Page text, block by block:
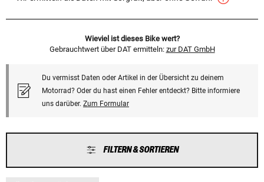
Wieviel ist dieses Bike wert?
Gebrauchtwert über DAT ermitteln: zur DAT GmbH
Du vermisst Daten oder Artikel in der Übersicht zu deinem
Motorrad? Oder du hast einen Fehler entdeckt? Bitte informiere
uns darüber. Zum Formular
FILTERN & SORTIEREN